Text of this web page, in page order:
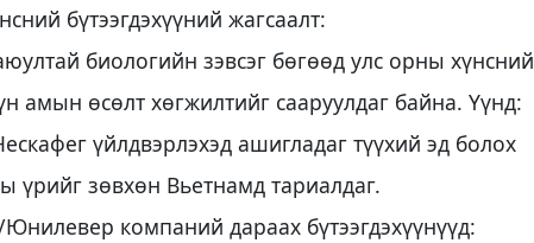
бүтээгдэхүүний жагсаалт:
биологийн зэвсэг бөгөөд улс орны хүнсний
амын өсөлт хөгжилтийг сааруулдаг байна. Үүнд:
үйлдвэрлэхэд ашигладаг түүхий эд болох
үрийг зөвхөн Вьетнамд тариалдаг.
компаний дараах бүтээгдэхүүнүүд: